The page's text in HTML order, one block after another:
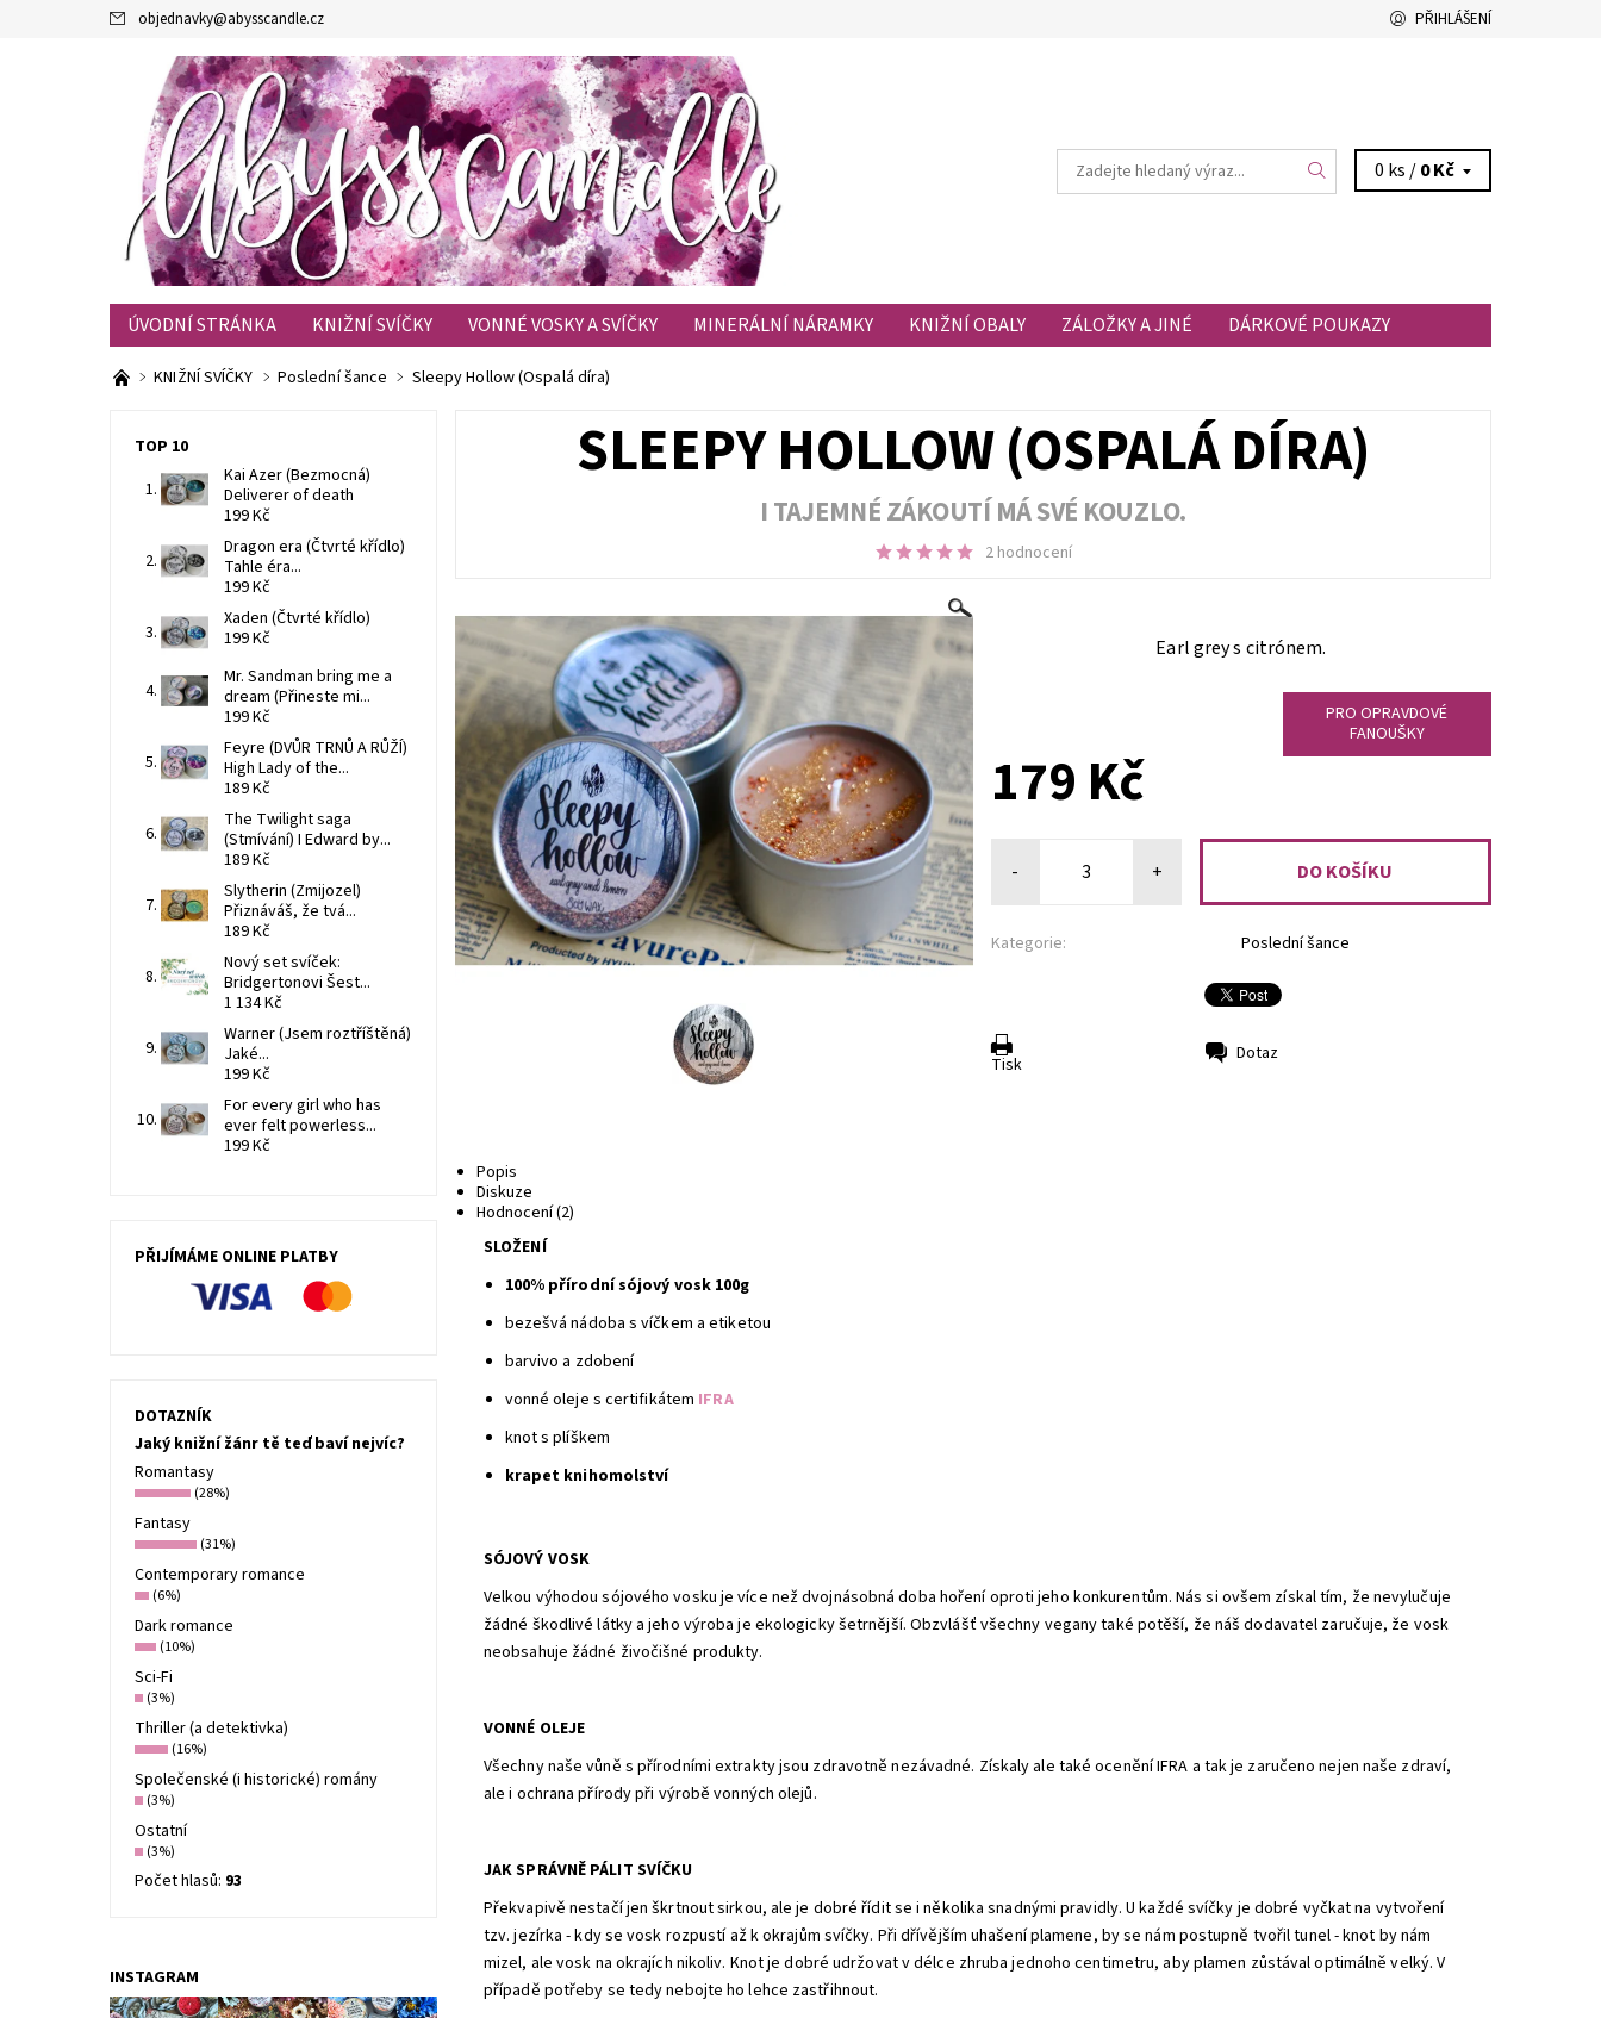
objednavky@abysscandle.cz PŘIHLÁŠENÍ
0 ks /0 Kč
ÚVODNÍ STRÁNKA KNIŽNÍ SVÍČKY VONNÉ VOSKY A SVÍČKY MINERÁLNÍ NÁRAMKY KNIŽNÍ OBALY ZÁLOŽKY A JINÉ
DÁRKOVÉ POUKAZY
KONTAKTY
OBCHODNÍ PODMÍNKY BLOG HODNOCENÍ OBCHODU
KNIŽNÍ SVÍČKY Poslední šance Sleepy Hollow (Ospalá díra)
SLEEPY HOLLOW (OSPALÁ DÍRA)
I TAJEMNÉ ZÁKOUTÍ MÁ SVÉ KOUZLO.
2 hodnocení
Earl grey s citrónem.
PRO OPRAVDOVÉ
FANOUŠKY
179 Kč
- +
Kategorie: Poslední šance
Tisk Dotaz
Popis
Diskuze
Hodnocení (2)
SLOŽENÍ
100% přírodní sójový vosk 100g
bezešvá nádoba s víčkem a etiketou
barvivo a zdobení
vonné oleje s certifikátem IFRA
knot s plíškem
krapet knihomolství
SÓJOVÝ VOSK
Velkou výhodou sójového vosku je více než dvojnásobná doba hoření oproti jeho konkurentům. Nás si ovšem získal tím, že nevylučuje
žádné škodlivé látky a jeho výroba je ekologicky šetrnější. Obzvlášť všechny vegany také potěší, že náš dodavatel zaručuje, že vosk
neobsahuje žádné živočišné produkty.
VONNÉ OLEJE
Všechny naše vůně s přírodními extrakty jsou zdravotně nezávadné. Získaly ale také ocenění IFRA a tak je zaručeno nejen naše zdraví,
ale i ochrana přírody při výrobě vonných olejů.
JAK SPRÁVNĚ PÁLIT SVÍČKU
Překvapivě nestačí jen škrtnout sirkou, ale je dobré řídit se i několika snadnými pravidly. U každé svíčky je dobré vyčkat na vytvoření
tzv. jezírka - kdy se vosk rozpustí až k okrajům svíčky. Při dřívějším uhašení plamene, by se nám postupně tvořil tunel - knot by nám
mizel, ale vosk na okrajích nikoliv. Knot je dobré udržovat v délce zhruba jednoho centimetru, aby plamen zůstával optimálně velký. V
případě potřeby se tedy nebojte ho lehce zastřihnout.
TOP 10
Kai Azer (Bezmocná)
Deliverer of death
199 Kč
Dragon era (Čtvrté křídlo)
Tahle éra...
199 Kč
Xaden (Čtvrté křídlo)
199 Kč
Mr. Sandman bring me a
dream (Přineste mi...
199 Kč
Feyre (DVŮR TRNŮ A RŮŽÍ)
High Lady of the...
189 Kč
The Twilight saga
(Stmívání) I Edward by...
189 Kč
Slytherin (Zmijozel)
Přiznáváš, že tvá...
189 Kč
Nový set svíček:
Bridgertonovi Šest...
1 134 Kč
Warner (Jsem roztříštěná)
Jaké...
199 Kč
For every girl who has
ever felt powerless...
199 Kč
PŘIJÍMÁME ONLINE PLATBY
DOTAZNÍK
Jaký knižní žánr tě teď baví nejvíc?
Romantasy
(28%)
Fantasy
(31%)
Contemporary romance
(6%)
Dark romance
(10%)
Sci-Fi
(3%)
Thriller (a detektivka)
(16%)
Společenské (i historické) romány
(3%)
Ostatní
(3%)
Počet hlasů: 93
INSTAGRAM